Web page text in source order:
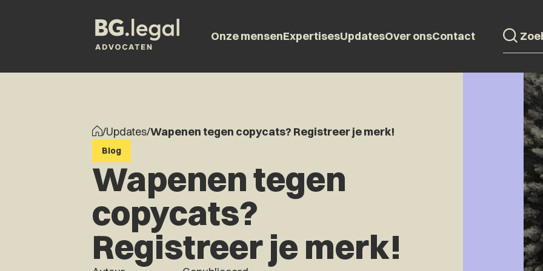
Onze mensenExpertisesUpdatesOver onsContact
/Updates/Wapenen tegen copycats? Registreer je merk!
Blog
Wapenen tegen
copycats?
Registreer je merk!